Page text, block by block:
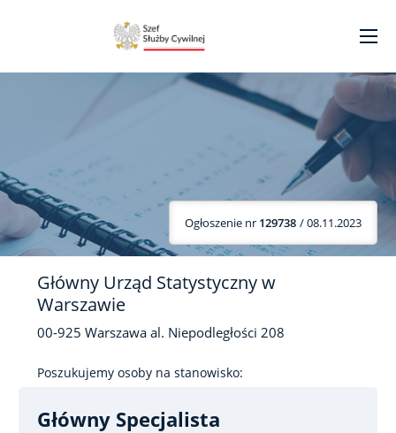
Ogłoszenie nr 129738 / 08.11.2023
Główny Urząd Statystyczny w
Warszawie
00-925 Warszawa al. Niepodległości 208
Poszukujemy osoby na stanowisko:
Główny Specjalista